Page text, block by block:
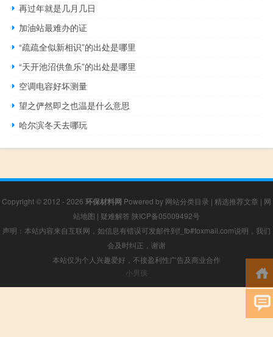
再过年就是几月几日
加油站最难办的证
“疏疏全似新相识”的出处是哪里
“天开池沼供鱼乐”的出处是哪里
空调电容好坏测量
望之俨然即之也温是什么意思
哈尔滨冬天去哪玩
Copyright © 2012 - 2026 环保材料网 Powered by 网站分类目录 | 精选推荐文章 | 网
站地图 | 疑难解答 陕ICP备05009492号
声明：本站内容来自互联网，如信息有错误可发邮件到f_fb#foxmail.com说明，我们
会及时纠正，谢谢
本站仅为个人兴趣爱好，不接盈利性广告及商业合作
小男孩